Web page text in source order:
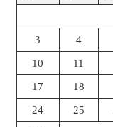
3 4
10 11
17 18
24 25